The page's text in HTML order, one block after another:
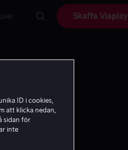
Skaffa Viaplay
ID i cookies,
att klicka nedan,
sidan för
inte